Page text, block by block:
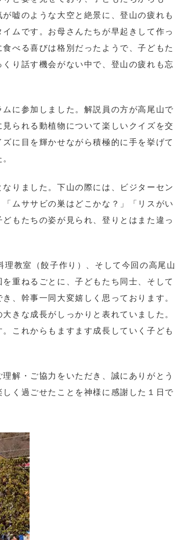
嘘のような大空と絶景に、登山の疲れも
ムです。お母さんたちが早起きして作っ
べる喜びは格別だったようで、子どもた
り話す機会がない中で、登山の疲れも忘
に参加しました。解説員の方が高尾山で
られる動植物について楽しいクイズを交
に目を輝かせながら積極的に手を挙げて
りました。下山の際には、ビジターセン
ムササビの巣はどこかな？」「リスがい
もたちの姿が見られ、登りとはまた違っ
教室（餃子作り）、そして今回の高尾山
重ねるごとに、子どもたち同士、そして
、幹事一同大変嬉しく思っております。
きな成長がしっかりと表れていました。
これからもますます成長していく子ども
解・ご協力をいただき、誠にありがとう
く過ごせたことを神様に感謝した１日で